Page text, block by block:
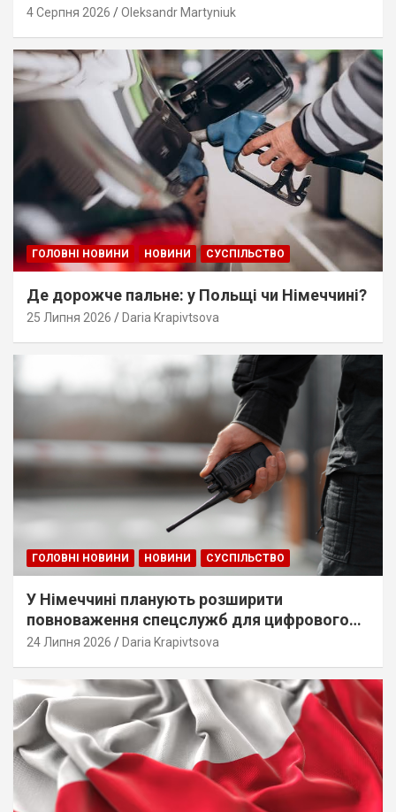
4 Серпня 2026 Oleksandr Martyniuk
ГОЛОВНІ НОВИНИ НОВИНИ СУСПІЛЬСТВО
Де дорожче пальне: у Польщі чи Німеччині?
25 Липня 2026 Daria Krapivtsova
ГОЛОВНІ НОВИНИ НОВИНИ СУСПІЛЬСТВО
У Німеччині планують розширити
повноваження спецслужб для цифрового
стеження
24 Липня 2026 Daria Krapivtsova